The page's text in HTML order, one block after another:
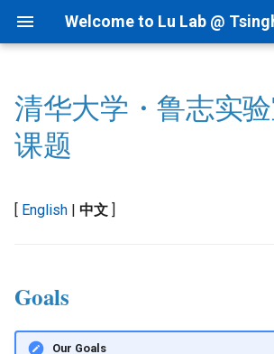
Welcome to Lu Lab @
y
p
e
o
Goals
A1. RNAfinder
B1. RNAtalk
B2. RNAtalk - Applications
Bioinformatics
Genomics - PTN
By Year
Tips for Writing
News
Academic Tree
Collaborations
Startup Readings AI for
1.1
Intranet
Lab Calendars
I.科研
Programming
Linux
清华大学・鲁志实
课题
[ English | 中文 ]
Goals
Our Goals